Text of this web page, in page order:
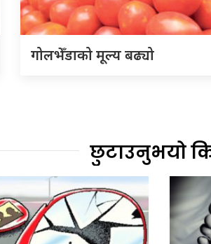
गोलभेँडाको मूल्य बढ्यो
छुटाउनुभयो